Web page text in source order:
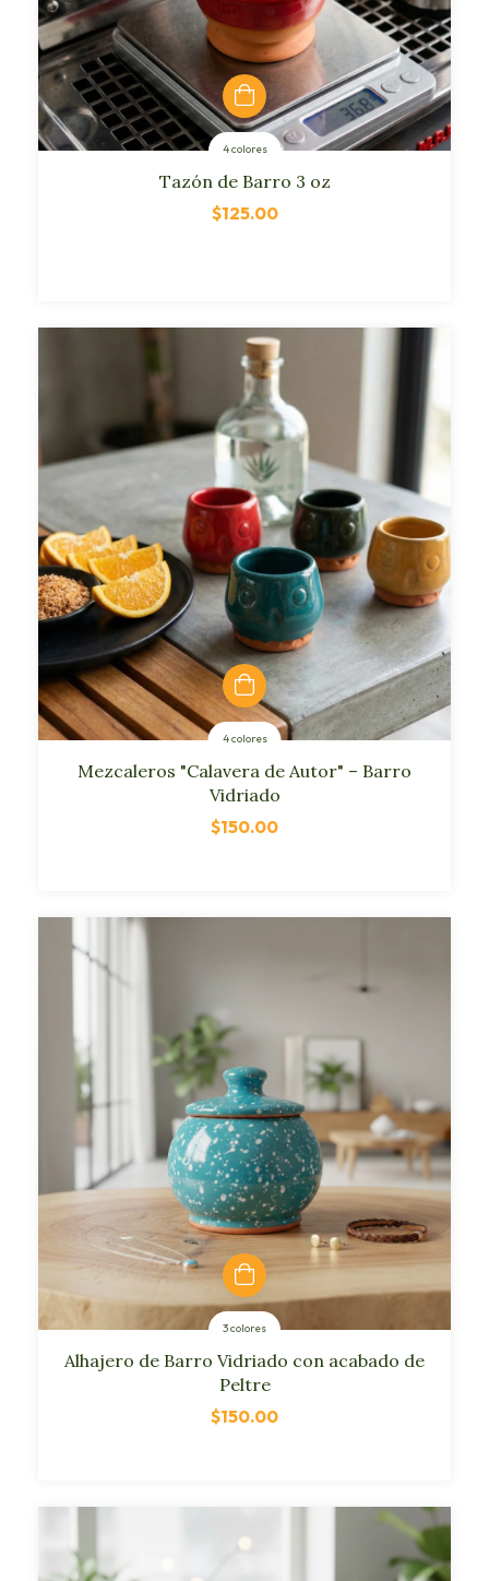
4 colores
Tazón de Barro 3 oz
$125.00
4 colores
Mezcaleros "Calavera de Autor" – Barro
Vidriado
$150.00
3 colores
Alhajero de Barro Vidriado con acabado de
Peltre
$150.00